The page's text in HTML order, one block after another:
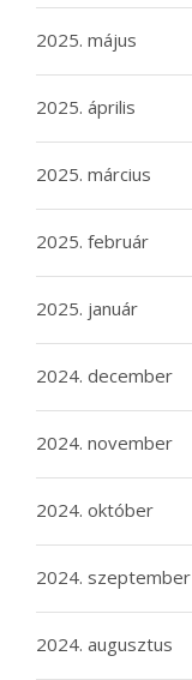
2025. május
2025. április
2025. március
2025. február
2025. január
2024. december
2024. november
2024. október
2024. szeptember
2024. augusztus